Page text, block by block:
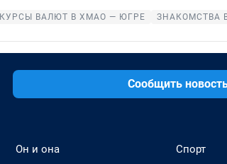
КУРСЫ ВАЛЮТ В ХМАО — ЮГРЕ ЗНАКОМСТВА
Сообщить
Он и она
Спорт